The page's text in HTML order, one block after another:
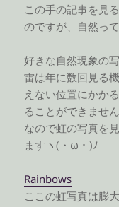
この手の記事を見
のですが、自然っ
好きな自然現象の
雷は年に数回見る
えない位置にかか
ることができません
なので虹の写真を
ますヽ(・ω・)ﾉ
Rainbows
ここの虹写真は膨